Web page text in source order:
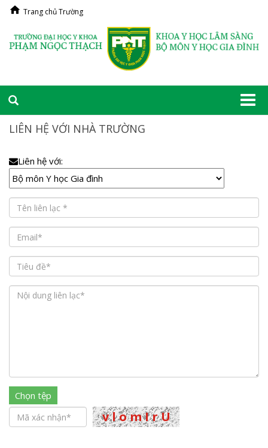
Trang chủ Trường
LIÊN HỆ VỚI NHÀ TRƯỜNG
Liên hệ với:
Chọn tệp